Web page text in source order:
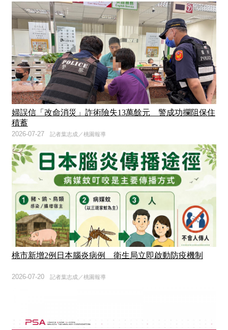
婦誤信「改命消災」詐術險失13萬餘元 警成功攔阻保住
積蓄
記者葉志成／桃園報導
2026-07-27
桃市新增2例日本腦炎病例 衛生局立即啟動防疫機制
記者葉志成／桃園報導
2026-07-20